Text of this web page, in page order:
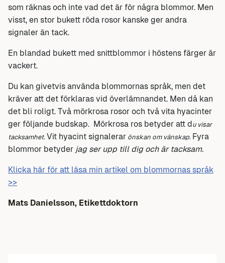
som räknas och inte vad det är för några blommor. Men
visst, en stor bukett röda rosor kanske ger andra
signaler än tack.
En blandad bukett med snittblommor i höstens färger är
vackert.
Du kan givetvis använda blommornas språk, men det
kräver att det förklaras vid överlämnandet. Men då kan
det bli roligt. Två mörkrosa rosor och två vita hyacinter
ger följande budskap. Mörkrosa ros betyder att du visar
tacksamhet. Vit hyacint signalerar önskan om vänskap. Fyra
blommor betyder jag ser upp till dig och är tacksam.
Klicka här för att läsa min artikel om blommornas språk
>>
Mats Danielsson, Etikettdoktorn